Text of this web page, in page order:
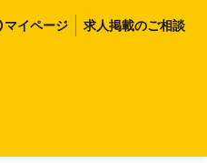
マイページ 求人掲載のご相談